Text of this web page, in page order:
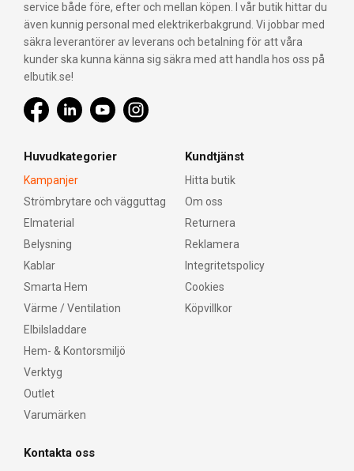
service både före, efter och mellan köpen. I vår butik hittar du
även kunnig personal med elektrikerbakgrund. Vi jobbar med
säkra leverantörer av leverans och betalning för att våra
kunder ska kunna känna sig säkra med att handla hos oss på
elbutik.se!
Huvudkategorier
Kampanjer
Strömbrytare och vägguttag
Elmaterial
Belysning
Kablar
Smarta Hem
Värme / Ventilation
Elbilsladdare
Hem- & Kontorsmiljö
Verktyg
Outlet
Varumärken
Kundtjänst
Hitta butik
Om oss
Returnera
Reklamera
Integritetspolicy
Cookies
Köpvillkor
Kontakta oss